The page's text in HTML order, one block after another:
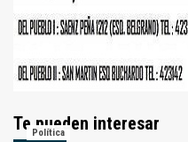
Te pueden interesar
Política